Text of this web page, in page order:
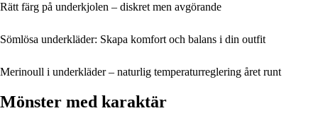
Rätt färg på underkjolen – diskret men avgörande
Sömlösa underkläder: Skapa komfort och balans i din outfit
Merinoull i underkläder – naturlig temperaturreglering året runt
Mönster med karaktär